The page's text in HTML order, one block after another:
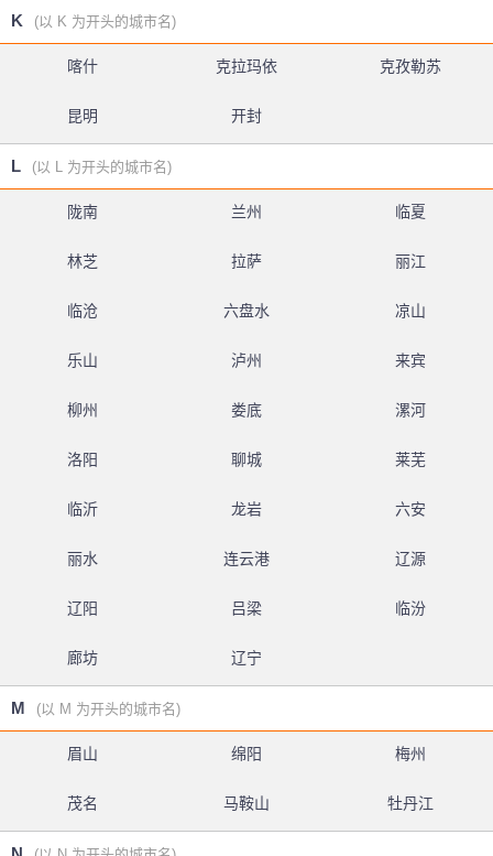
K (以 K 为开头的城市名)
喀什 克拉玛依 克孜勒苏
昆明 开封
L (以 L 为开头的城市名)
陇南 兰州 临夏
林芝 拉萨 丽江
临沧 六盘水 凉山
乐山 泸州 来宾
柳州 娄底 漯河
洛阳 聊城 莱芜
临沂 龙岩 六安
丽水 连云港 辽源
辽阳 吕梁 临汾
廊坊 辽宁
M (以 M 为开头的城市名)
眉山 绵阳 梅州
茂名 马鞍山 牡丹江